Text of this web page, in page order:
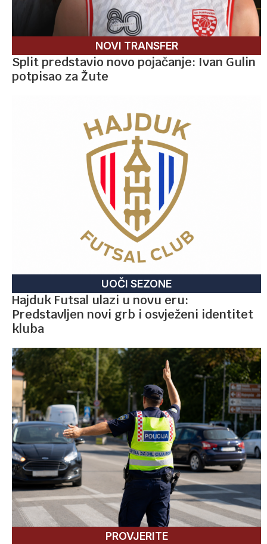
NOVI TRANSFER
Split predstavio novo pojačanje: Ivan Gulin
potpisao za Žute
UOČI SEZONE
Hajduk Futsal ulazi u novu eru:
Predstavljen novi grb i osvježeni identitet
kluba
PROVJERITE